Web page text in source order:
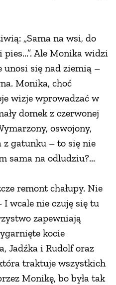
„Sama na wsi, do
Ale Monika widzi
unosi się nad ziemią –
Monika, choć
wizje wprowadzać w
domek z czerwonej
oswojony,
z gatunku – to się nie
sama na odludziu?...
remont chałupy. Nie
I wcale nie czuję się tu
zapewniają
kocie
Jadźka i Rudolf oraz
traktuje wszystkich
Monikę, bo była tak